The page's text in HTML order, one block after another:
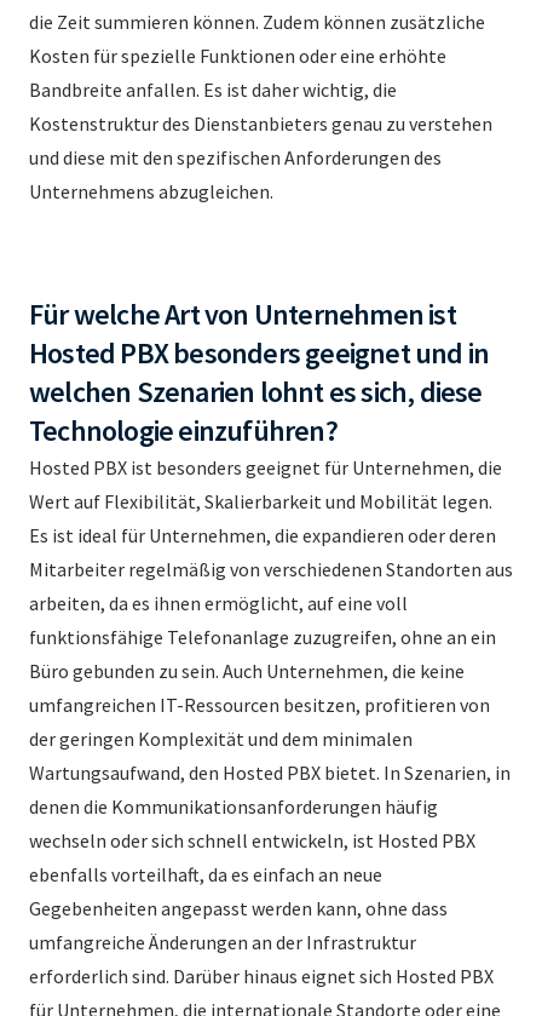
die Zeit summieren können. Zudem können zusätzliche
Kosten für spezielle Funktionen oder eine erhöhte
Bandbreite anfallen. Es ist daher wichtig, die
Kostenstruktur des Dienstanbieters genau zu verstehen
und diese mit den spezifischen Anforderungen des
Unternehmens abzugleichen.
Für welche Art von Unternehmen ist
Hosted PBX besonders geeignet und in
welchen Szenarien lohnt es sich, diese
Technologie einzuführen?
Hosted PBX ist besonders geeignet für Unternehmen, die
Wert auf Flexibilität, Skalierbarkeit und Mobilität legen.
Es ist ideal für Unternehmen, die expandieren oder deren
Mitarbeiter regelmäßig von verschiedenen Standorten aus
arbeiten, da es ihnen ermöglicht, auf eine voll
funktionsfähige Telefonanlage zuzugreifen, ohne an ein
Büro gebunden zu sein. Auch Unternehmen, die keine
umfangreichen IT-Ressourcen besitzen, profitieren von
der geringen Komplexität und dem minimalen
Wartungsaufwand, den Hosted PBX bietet. In Szenarien, in
denen die Kommunikationsanforderungen häufig
wechseln oder sich schnell entwickeln, ist Hosted PBX
ebenfalls vorteilhaft, da es einfach an neue
Gegebenheiten angepasst werden kann, ohne dass
umfangreiche Änderungen an der Infrastruktur
erforderlich sind. Darüber hinaus eignet sich Hosted PBX
für Unternehmen, die internationale Standorte oder eine